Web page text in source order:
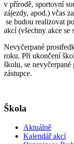
v přírodě, sportovní
zájezdy, apod.) včas
se budou realizovat
akcí (všechny akce se
Nevyčerpané
roku. Při ukončení
školu, se nevyčerpané
zástupce.
Škola
Aktuálně
Kalendář akcí